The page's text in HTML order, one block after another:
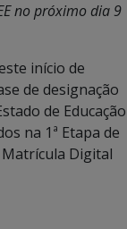
no próximo dia 9
início de
de designação
de Educação
na 1ª Etapa de
Digital